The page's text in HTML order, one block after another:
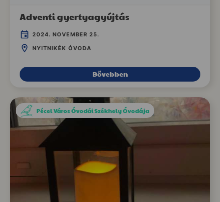
Adventi gyertyagyújtás
2024. NOVEMBER 25.
NYITNIKÉK ÓVODA
Bővebben
Pécel Város Óvodái Székhely Óvodája